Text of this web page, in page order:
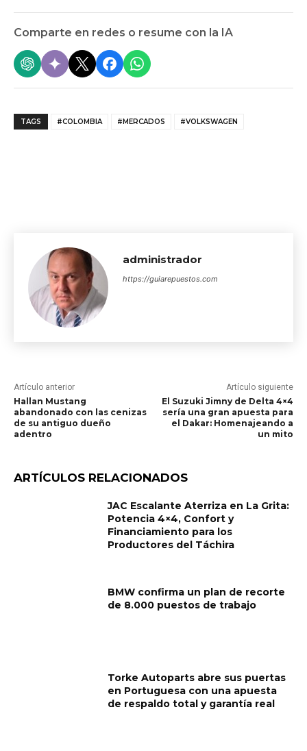
Comparte en redes o resume con la IA
TAGS #COLOMBIA #MERCADOS #VOLKSWAGEN
administrador
https://guiarepuestos.com
Artículo anterior
Hallan Mustang
abandonado con las cenizas
de su antiguo dueño
adentro
Artículo siguiente
El Suzuki Jimny de Delta 4×4
sería una gran apuesta para
el Dakar: Homenajeando a
un mito
ARTÍCULOS RELACIONADOS
JAC Escalante Aterriza en La Grita:
Potencia 4×4, Confort y
Financiamiento para los
Productores del Táchira
BMW confirma un plan de recorte
de 8.000 puestos de trabajo
Torke Autoparts abre sus puertas
en Portuguesa con una apuesta
de respaldo total y garantía real